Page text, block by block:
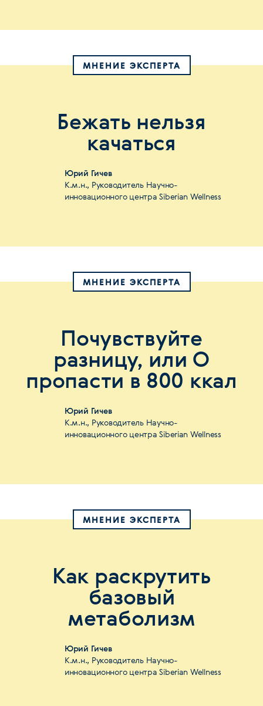
МНЕНИЕ ЭКСПЕРТА
Бежать нельзя
качаться
Юрий Гичев
К.м.н., Руководитель Научно-
инновационного центра Siberian Wellness
МНЕНИЕ ЭКСПЕРТА
Почувствуйте
разницу, или О
пропасти в 800 ккал
Юрий Гичев
К.м.н., Руководитель Научно-
инновационного центра Siberian Wellness
МНЕНИЕ ЭКСПЕРТА
Как раскрутить
базовый
метаболизм
Юрий Гичев
К.м.н., Руководитель Научно-
инновационного центра Siberian Wellness